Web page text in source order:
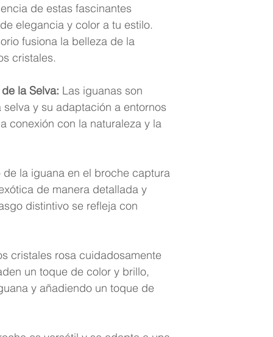
de estas fascinantes
elegancia y color a tu estilo.
fusiona la belleza de la
cristales.
la Selva: Las iguanas son
y su adaptación a entornos
conexión con la naturaleza y la
la iguana en el broche captura
de manera detallada y
distintivo se refleja con
cristales rosa cuidadosamente
un toque de color y brillo,
y añadiendo un toque de